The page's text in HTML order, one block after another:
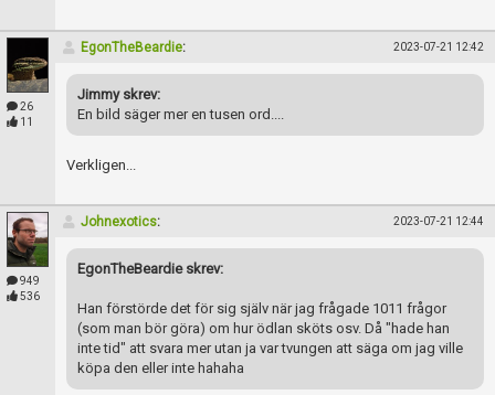
26
11
EgonTheBeardie: 2023-07-21 12:42
Jimmy skrev:
En bild säger mer en tusen ord....
Verkligen...
949
536
Johnexotics: 2023-07-21 12:44
EgonTheBeardie skrev:
Han förstörde det för sig själv när jag frågade 1011 frågor
(som man bör göra) om hur ödlan sköts osv. Då "hade han
inte tid" att svara mer utan ja var tvungen att säga om jag ville
köpa den eller inte hahaha